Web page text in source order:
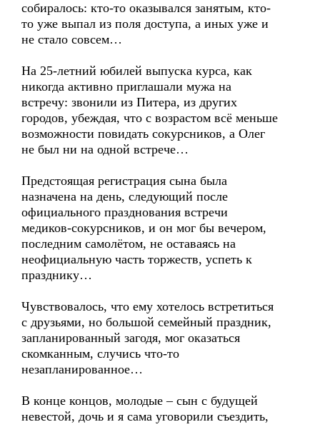
собиралось: кто-то оказывался занятым, кто-
то уже выпал из поля доступа, а иных уже и
не стало совсем…
На 25-летний юбилей выпуска курса, как
никогда активно приглашали мужа на
встречу: звонили из Питера, из других
городов, убеждая, что с возрастом всё меньше
возможности повидать сокурсников, а Олег
не был ни на одной встрече…
Предстоящая регистрация сына была
назначена на день, следующий после
официального празднования встречи
медиков-сокурсников, и он мог бы вечером,
последним самолётом, не оставаясь на
неофициальную часть торжеств, успеть к
празднику…
Чувствовалось, что ему хотелось встретиться
с друзьями, но большой семейный праздник,
запланированный загодя, мог оказаться
скомканным, случись что-то
незапланированное…
В конце концов, молодые – сын с будущей
невестой, дочь и я сама уговорили съездить,